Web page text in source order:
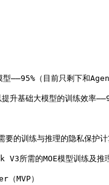
（目前只剩下和
升基础大模型的训练效率
的训练与推理的隐私保护计
所需的MOE模型训练及推
MVP）